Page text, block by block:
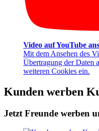
Video auf YouTube
Mit dem Ansehen des
Übertragung der Daten
weiteren Cookies ein.
Kunden werben
Jetzt Freunde werben